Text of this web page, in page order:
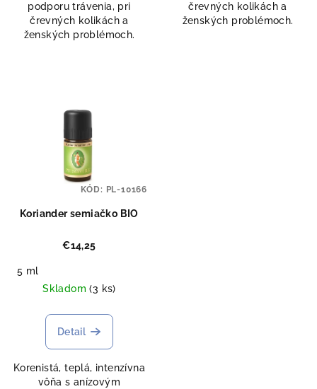
podporu trávenia, pri
črevných kolikách a
ženských problémoch.
črevných kolikách a
ženských problémoch.
Koriander semiačko BIO
€14,25
5 ml
Skladom(3 ks)
Detail
Korenistá, teplá, intenzívna
vôňa s anízovým
KÓD: PL-10166